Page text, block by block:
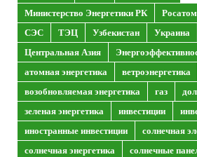
Министерство Энергетики РК
Росатом
СЭС
ТЭЦ Узбекистан Украина
Центральная Азия
атомная энергетика
ветроэнергетика
возобновляемая энергетика
газ
зеленая энергетика
инвестиции
иностранные инвестиции
солнечная
солнечная энергетика
солнечные